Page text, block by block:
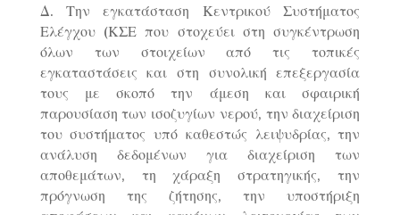
Δ. Την εγκατάσταση Κεντρικού Συστήματος
Ελέγχου (ΚΣΕ που στοχεύει στη συγκέντρωση
όλων των στοιχείων από τις τοπικές
εγκαταστάσεις και στη συνολική επεξεργασία
τους με σκοπό την άμεση και σφαιρική
παρουσίαση των ισοζυγίων νερού, την διαχείριση
του συστήματος υπό καθεστώς λειψυδρίας, την
ανάλυση δεδομένων για διαχείριση των
αποθεμάτων, τη χάραξη στρατηγικής, την
πρόγνωση της ζήτησης, την υποστήριξη